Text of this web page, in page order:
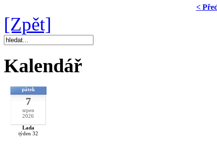
<
[Zpět]
Kalendář
pátek
7
srpen
2026
Lada
týden 32